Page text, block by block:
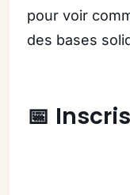
pour voir
des bases
📅